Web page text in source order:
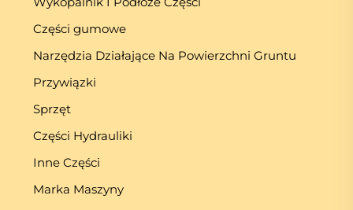
Części gumowe
Narzędzia Działające Na Powierzchni Gruntu
Przywiązki
Sprzęt
Części Hydrauliki
Inne Części
Marka Maszyny